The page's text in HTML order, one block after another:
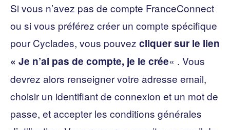
Si vous n’avez pas de compte FranceConnect
ou si vous préférez créer un compte spécifique
pour Cyclades, vous pouvez cliquer sur le lien
« Je n’ai pas de compte, je le crée« . Vous
devrez alors renseigner votre adresse email,
choisir un identifiant de connexion et un mot de
passe, et accepter les conditions générales